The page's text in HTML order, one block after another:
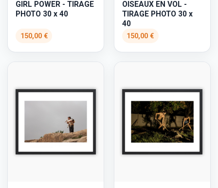
GIRL POWER - TIRAGE
PHOTO 30 x 40
150,00 €
OISEAUX EN VOL -
TIRAGE PHOTO 30 x
40
150,00 €